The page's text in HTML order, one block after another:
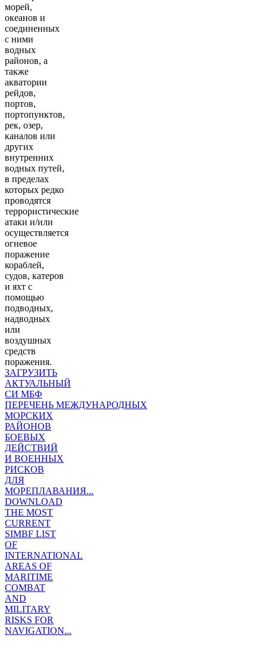
морей,
океанов и
соединенных
с ними
водных
районов, а
также
акватории
рейдов,
портов,
портопунктов,
рек, озер,
каналов или
других
внутренних
водных путей,
в пределах
которых редко
проводятся
террористические
атаки и/или
осуществляется
огневое
поражение
кораблей,
судов, катеров
и яхт с
помощью
подводных,
надводных
или
воздушных
средств
поражения.
ЗАГРУЗИТЬ
АКТУАЛЬНЫЙ
СИ МБФ
ПЕРЕЧЕНЬ МЕЖДУНАРОДНЫХ
МОРСКИХ
РАЙОНОВ
БОЕВЫХ
ДЕЙСТВИЙ
И ВОЕННЫХ
РИСКОВ
ДЛЯ
МОРЕПЛАВАНИЯ...
DOWNLOAD
THE MOST
CURRENT
SIMBF LIST
OF
INTERNATIONAL
AREAS OF
MARITIME
COMBAT
AND
MILITARY
RISKS FOR
NAVIGATION...